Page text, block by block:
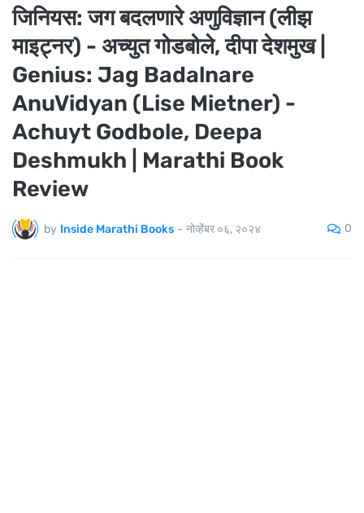
जिनियस: जग बदलणारे अणुविज्ञान (लीझ
माइट्नर) - अच्युत गोडबोले, दीपा देशमुख |
Genius: Jag Badalnare
AnuVidyan (Lise Mietner) -
Achuyt Godbole, Deepa
Deshmukh | Marathi Book
Review
by Inside Marathi Books - नोव्हेंबर ०६, २०२४ 0